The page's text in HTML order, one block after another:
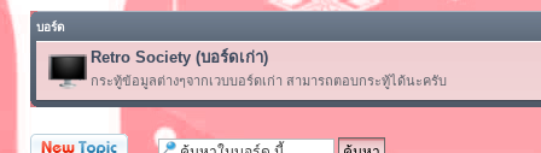
บอร์ด
Retro Society (บอร์ดเก่า)
กระทู้ข้อมูลต่างๆจากเวบบอร์ดเก่า สามารถตอบกระทู้ได้นะครับ
ตั้งกระทู้ใหม่